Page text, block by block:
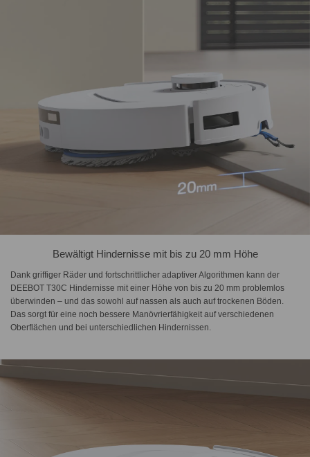
Bewältigt Hindernisse mit bis zu 20 mm Höhe
Dank griffiger Räder und fortschrittlicher adaptiver Algorithmen kann der
DEEBOT T30C Hindernisse mit einer Höhe von bis zu 20 mm problemlos
überwinden – und das sowohl auf nassen als auch auf trockenen Böden.
Das sorgt für eine noch bessere Manövrierfähigkeit auf verschiedenen
Oberflächen und bei unterschiedlichen Hindernissen.